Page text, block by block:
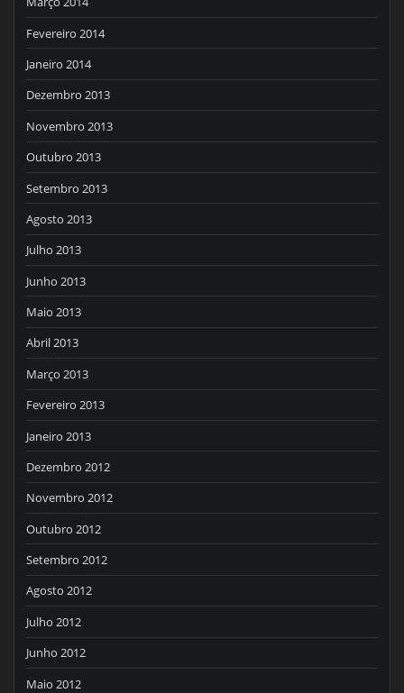
Fevereiro 2014
Janeiro 2014
Dezembro 2013
Novembro 2013
Outubro 2013
Setembro 2013
Agosto 2013
Julho 2013
Junho 2013
Maio 2013
Abril 2013
Março 2013
Fevereiro 2013
Janeiro 2013
Dezembro 2012
Novembro 2012
Outubro 2012
Setembro 2012
Agosto 2012
Julho 2012
Junho 2012
Maio 2012